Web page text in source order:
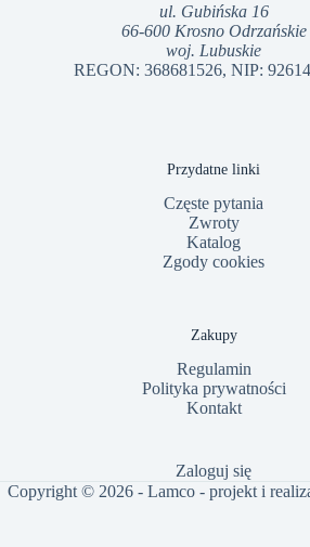
ul. Gubińska 16
66-600 Krosno Odrzańskie
woj. Lubuskie
REGON: 368681526, NIP:
Przydatne linki
Częste pytania
Zwroty
Katalog
Zgody cookies
Zakupy
Regulamin
Polityka prywatności
Kontakt
Zaloguj się
Copyright © 2026 - Lamco - projekt i